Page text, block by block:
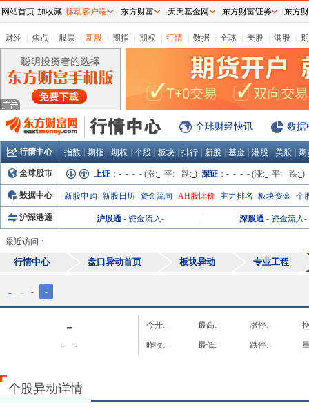
财经 焦点 股票 新股 期指 期权 行情 数据 全球 美股 港股
全球财经快讯 数据
行情中心 指数 期指 期权 个股 板块 排行 新股 基金 港股 美股 期
全球股市 上证 ： - - - - (涨:- 平:- 跌:-) 深证 ： - - - - (涨:- 平:- 跌:-)
数据中心 新股申购 新股日历 资金流向 AH股比价 主力排名 板块资金 个
沪深港通 沪股通 - 资金流入- 深股通 - 资金流入-
最近访问：
行情中心 盘口异动首页 板块异动 专业工程
- - - -
-
- -
今开:- 最高:- 涨停:-
昨收:- 最低:- 跌停:-
个股异动详情
网站首页 加收藏 移动客户端 东方财富 天天基金网 东方财富证券 东方